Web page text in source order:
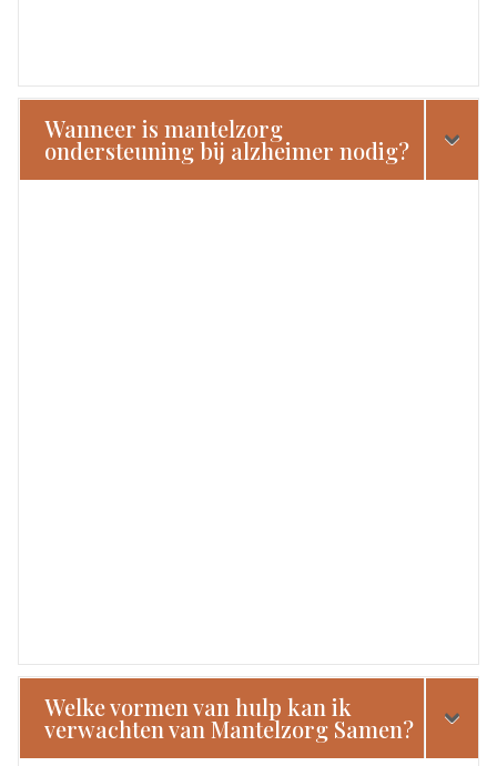
Wanneer is mantelzorg
ondersteuning bij alzheimer nodig?
Welke vormen van hulp kan ik
verwachten van Mantelzorg Samen?